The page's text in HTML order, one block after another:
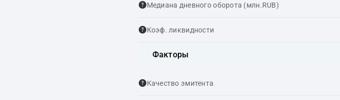
Медиана дневного оборота (млн.RUB)
Коэф. ликвидности
Факторы
Качество эмитента